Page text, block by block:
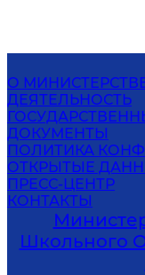
О
ДЕЯТЕЛЬНОСТЬ
ДОКУМЕНТЫ
ПОЛИТИКА
ОТКРЫТЫЕ
ПРЕСС-ЦЕНТР
КОНТАКТЫ
Школьного